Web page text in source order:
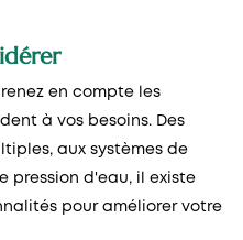
en compte les
à vos besoins. Des
aux systèmes de
pression d'eau, il existe
pour améliorer votre